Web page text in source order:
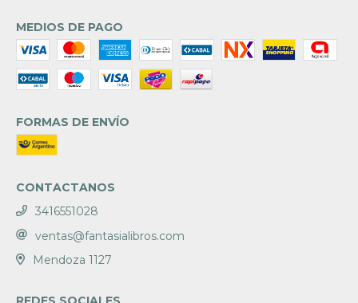
MEDIOS DE PAGO
FORMAS DE ENVÍO
CONTACTANOS
3416551028
ventas@fantasialibros.com
Mendoza 1127